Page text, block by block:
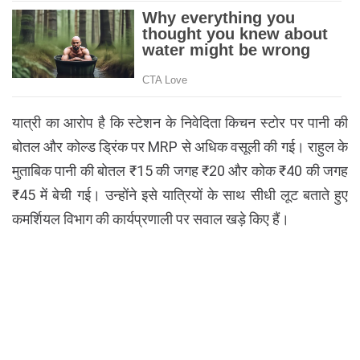
यात्री का आरोप है कि स्टेशन के निवेदिता किचन स्टोर पर पानी की
बोतल और कोल्ड ड्रिंक पर MRP से अधिक वसूली की गई। राहुल के
मुताबिक पानी की बोतल ₹15 की जगह ₹20 और कोक ₹40 की जगह
₹45 में बेची गई। उन्होंने इसे यात्रियों के साथ सीधी लूट बताते हुए
कमर्शियल विभाग की कार्यप्रणाली पर सवाल खड़े किए हैं।